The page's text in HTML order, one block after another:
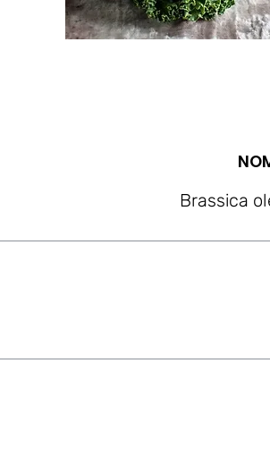
Brassica